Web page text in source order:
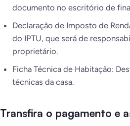
documento no escritório de
Declaração de Imposto de
do IPTU, que será de
proprietário.
Ficha Técnica de Habitação:
técnicas da casa.
Transfira o pagamento e